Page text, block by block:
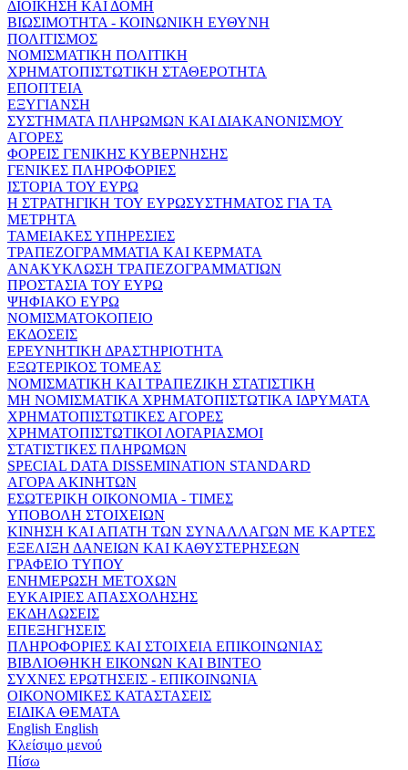
ΔΙΟΙΚΗΣΗ ΚΑΙ ΔΟΜΗ
ΒΙΩΣΙΜΟΤΗΤΑ - ΚΟΙΝΩΝΙΚΗ ΕΥΘΥΝΗ
ΠΟΛΙΤΙΣΜΟΣ
ΝΟΜΙΣΜΑΤΙΚΗ ΠΟΛΙΤΙΚΗ
ΧΡΗΜΑΤΟΠΙΣΤΩΤΙΚΗ ΣΤΑΘΕΡΟΤΗΤΑ
ΕΠΟΠΤΕΙΑ
ΕΞΥΓΙΑΝΣΗ
ΣΥΣΤΗΜΑΤΑ ΠΛΗΡΩΜΩΝ ΚΑΙ ΔΙΑΚΑΝΟΝΙΣΜΟΥ
ΑΓΟΡΕΣ
ΦΟΡΕΙΣ ΓΕΝΙΚΗΣ ΚΥΒΕΡΝΗΣΗΣ
ΓΕΝΙΚΕΣ ΠΛΗΡΟΦΟΡΙΕΣ
ΙΣΤΟΡΙΑ ΤΟΥ ΕΥΡΩ
Η ΣΤΡΑΤΗΓΙΚΗ ΤΟΥ ΕΥΡΩΣΥΣΤΗΜΑΤΟΣ ΓΙΑ ΤΑ
ΜΕΤΡΗΤΑ
ΤΑΜΕΙΑΚΕΣ ΥΠΗΡΕΣΙΕΣ
ΤΡΑΠΕΖΟΓΡΑΜΜΑΤΙΑ ΚΑΙ ΚΕΡΜΑΤΑ
ΑΝΑΚΥΚΛΩΣΗ ΤΡΑΠΕΖΟΓΡΑΜΜΑΤΙΩΝ
ΠΡΟΣΤΑΣΙΑ ΤΟΥ ΕΥΡΩ
ΨΗΦΙΑΚΟ ΕΥΡΩ
ΝΟΜΙΣΜΑΤΟΚΟΠΕΙΟ
ΕΚΔΟΣΕΙΣ
ΕΡΕΥΝΗΤΙΚΗ ΔΡΑΣΤΗΡΙΟΤΗΤΑ
ΕΞΩΤΕΡΙΚΟΣ ΤΟΜΕΑΣ
ΝΟΜΙΣΜΑΤΙΚΗ ΚΑΙ ΤΡΑΠΕΖΙΚΗ ΣΤΑΤΙΣΤΙΚΗ
ΜΗ ΝΟΜΙΣΜΑΤΙΚΑ ΧΡΗΜΑΤΟΠΙΣΤΩΤΙΚΑ ΙΔΡΥΜΑΤΑ
ΧΡΗΜΑΤΟΠΙΣΤΩΤΙΚΕΣ ΑΓΟΡΕΣ
ΧΡΗΜΑΤΟΠΙΣΤΩΤΙΚΟΙ ΛΟΓΑΡΙΑΣΜΟΙ
ΣΤΑΤΙΣΤΙΚΕΣ ΠΛΗΡΩΜΩΝ
SPECIAL DATA DISSEMINATION STANDARD
ΑΓΟΡΑ ΑΚΙΝΗΤΩΝ
ΕΣΩΤΕΡΙΚΗ ΟΙΚΟΝΟΜΙΑ - ΤΙΜΕΣ
ΥΠΟΒΟΛΗ ΣΤΟΙΧΕΙΩΝ
ΚΙΝΗΣΗ ΚΑΙ ΑΠΑΤΗ ΤΩΝ ΣΥΝΑΛΛΑΓΩΝ ΜΕ ΚΑΡΤΕΣ
ΕΞΕΛΙΞΗ ΔΑΝΕΙΩΝ ΚΑΙ ΚΑΘΥΣΤΕΡΗΣΕΩΝ
ΓΡΑΦΕΙΟ ΤΥΠΟΥ
ΕΝΗΜΕΡΩΣΗ ΜΕΤΟΧΩΝ
ΕΥΚΑΙΡΙΕΣ ΑΠΑΣΧΟΛΗΣΗΣ
ΕΚΔΗΛΩΣΕΙΣ
ΕΠΕΞΗΓΗΣΕΙΣ
ΠΛΗΡΟΦΟΡΙΕΣ ΚΑΙ ΣΤΟΙΧΕΙΑ ΕΠΙΚΟΙΝΩΝΙΑΣ
ΒΙΒΛΙΟΘΗΚΗ ΕΙΚΟΝΩΝ ΚΑΙ ΒΙΝΤΕΟ
ΣΥΧΝΕΣ ΕΡΩΤΗΣΕΙΣ - ΕΠΙΚΟΙΝΩΝΙΑ
ΟΙΚΟΝΟΜΙΚΕΣ ΚΑΤΑΣΤΑΣΕΙΣ
ΕΙΔΙΚΑ ΘΕΜΑΤΑ
English English
Κλείσιμο μενού
Πίσω